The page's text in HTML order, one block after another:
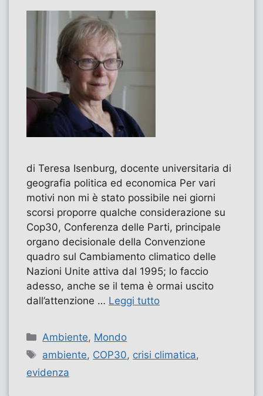
di Teresa Isenburg, docente universitaria di
geografia politica ed economica Per vari
motivi non mi è stato possibile nei giorni
scorsi proporre qualche considerazione su
Cop30, Conferenza delle Parti, principale
organo decisionale della Convenzione
quadro sul Cambiamento climatico delle
Nazioni Unite attiva dal 1995; lo faccio
adesso, anche se il tema è ormai uscito
dall’attenzione … Leggi tutto
Categorie
Ambiente, Mondo
Tag
ambiente, COP30, crisi climatica,
evidenza